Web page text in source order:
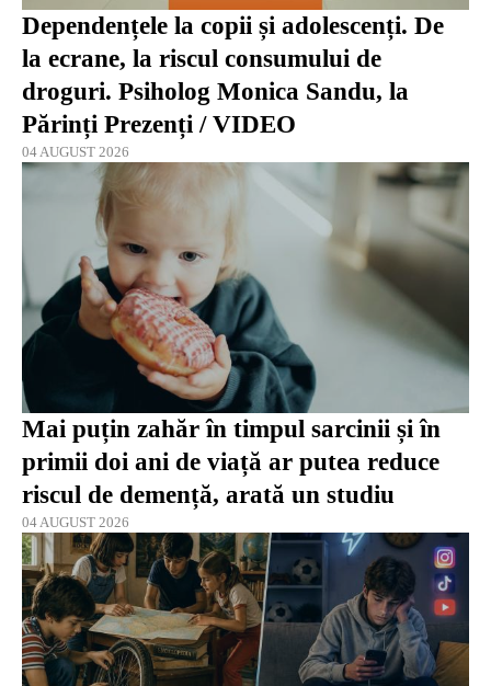
Dependențele la copii și adolescenți. De
la ecrane, la riscul consumului de
droguri. Psiholog Monica Sandu, la
Părinți Prezenți / VIDEO
04 AUGUST 2026
Mai puțin zahăr în timpul sarcinii și în
primii doi ani de viață ar putea reduce
riscul de demență, arată un studiu
04 AUGUST 2026